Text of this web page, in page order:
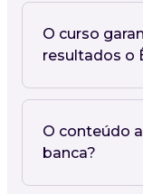
O curso
resultados o
O conteúdo
banca?